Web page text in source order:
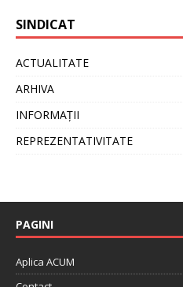
SINDICAT
ACTUALITATE
ARHIVA
INFORMAȚII
REPREZENTATIVITATE
PAGINI
Aplica ACUM